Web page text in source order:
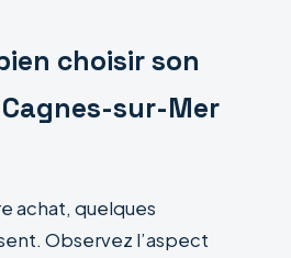
choisir son
sur-Mer
achat, quelques
Observez l’aspect